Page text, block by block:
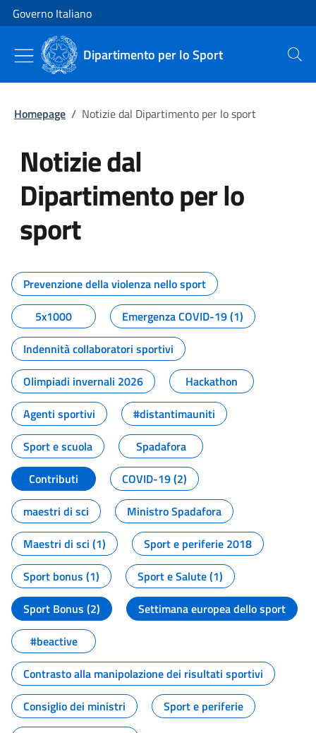
Vai al contenuto
Vai alla navigazione del sito
Governo Italiano
Dipartimento per lo Sport Cerca
Homepage / Notizie dal Dipartimento per lo sport
Notizie dal
Dipartimento per lo
sport
Tutti i contenuti della pagina
Prevenzione della violenza nello sport
5x1000
Emergenza COVID-19 (1)
Indennità collaboratori sportivi
Olimpiadi invernali 2026
Hackathon
Agenti sportivi
#distantimauniti
Sport e scuola
Spadafora
Contributi
COVID-19 (2)
maestri di sci
Ministro Spadafora
Maestri di sci (1)
Sport e periferie 2018
Sport bonus (1)
Sport e Salute (1)
Sport Bonus (2)
Settimana europea dello sport
#beactive
Contrasto alla manipolazione dei risultati sportivi
Consiglio dei ministri
Sport e periferie